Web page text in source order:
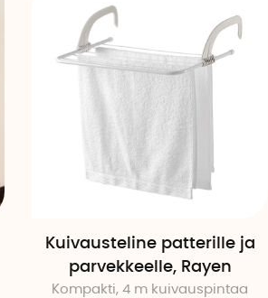
Kuivausteline patterille ja
parvekkeelle, Rayen
Kompakti, 4 m kuivauspintaa